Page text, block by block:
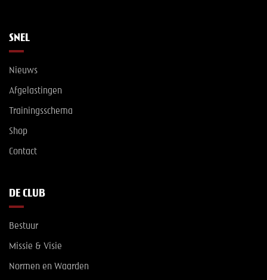
SNEL
Nieuws
Afgelastingen
Trainingsschema
Shop
Contact
DE CLUB
Bestuur
Missie & Visie
Normen en Waarden